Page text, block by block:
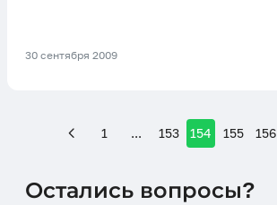
30 сентября 2009
1 ... 153 154 155 156
Остались вопросы?